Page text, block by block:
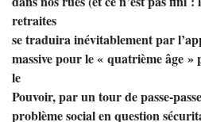
retraites
se traduira inévitablement par
massive pour le « quatrième âge »
le
Pouvoir, par un tour de passe-
problème social en question